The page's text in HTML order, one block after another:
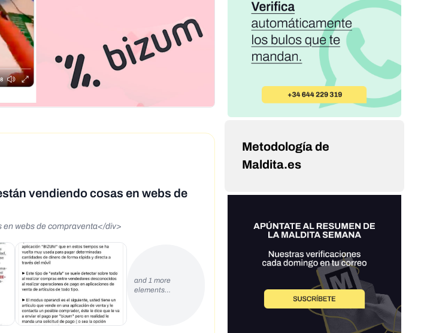
vendiendo cosas en webs de
en webs de compraventa</div>
and 1 more
elements…
Metodología de
Maldita.es